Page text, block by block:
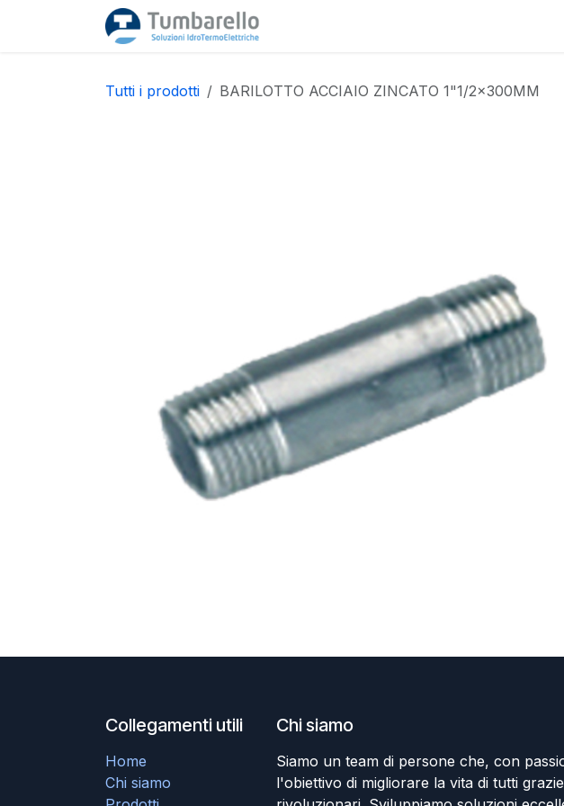
Passa al contenuto
Tutti i prodotti BARILOTTO ACCIAIO ZINCATO 1"1/2x300MM
Collegamenti utili
Home
Chi siamo
Chi siamo
Siamo un team di persone che, con
l'obiettivo di migliorare la vita di tutti